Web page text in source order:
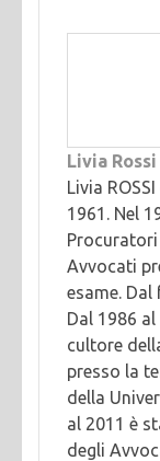
Livia Rossi
Livia
1961. Nel
Procuratori
Avvocati
esame.
Dal 1986
cultore
presso la
della
al 2011 è
degli